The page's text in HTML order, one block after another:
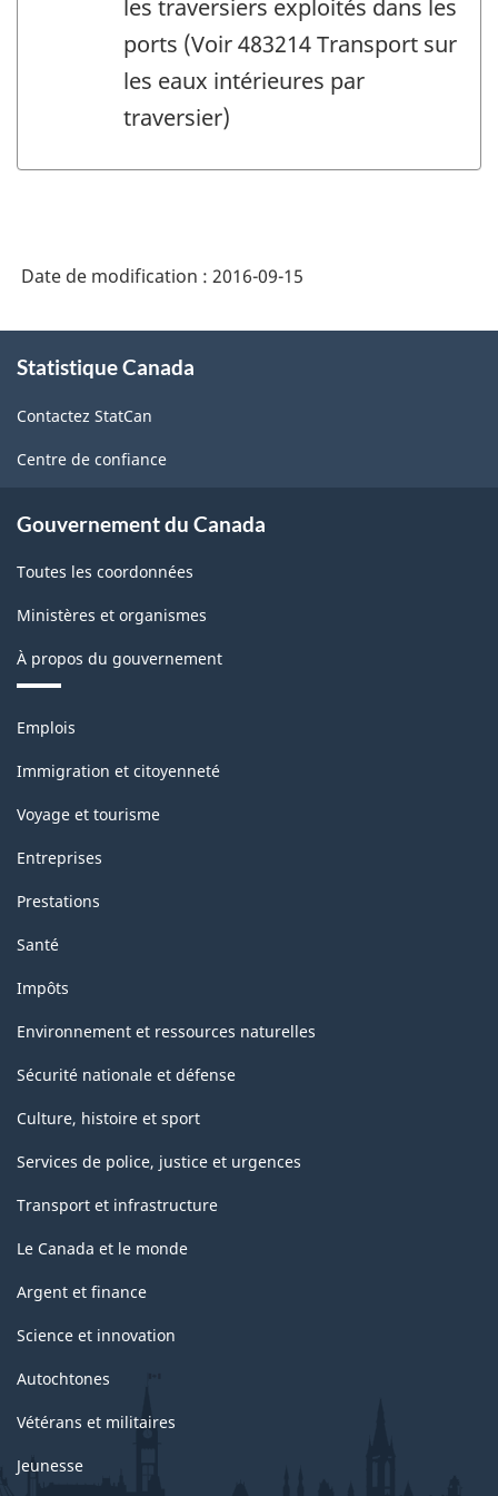
les traversiers exploités dans les
ports (Voir 483214 Transport sur
les eaux intérieures par
traversier)
Date de modification : 2016-09-15
propos
ce
site
Statistique Canada
Contactez StatCan
Centre de confiance
Gouvernement du Canada
Toutes les coordonnées
Ministères et organismes
À propos du gouvernement
Thèmes
sujets
Emplois
Immigration et citoyenneté
Voyage et tourisme
Entreprises
Prestations
Santé
Impôts
Environnement et ressources naturelles
Sécurité nationale et défense
Culture, histoire et sport
Services de police, justice et urgences
Transport et infrastructure
Le Canada et le monde
Argent et finance
Science et innovation
Autochtones
Vétérans et militaires
Jeunesse